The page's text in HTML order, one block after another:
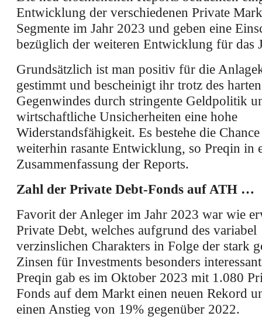
Entwicklung der verschiedenen Private
Segmente im Jahr 2023 und geben eine
bezüglich der weiteren Entwicklung für das
Grundsätzlich ist man positiv für die
gestimmt und bescheinigt ihr trotz des harten
Gegenwindes durch stringente Geldpolitik
wirtschaftliche Unsicherheiten eine hohe
Widerstandsfähigkeit. Es bestehe die
weiterhin rasante Entwicklung, so Preqin in
Zusammenfassung der Reports.
Zahl der Private Debt-Fonds auf ATH …
Favorit der Anleger im Jahr 2023 war wie
Private Debt, welches aufgrund des variabel
verzinslichen Charakters in Folge der stark
Zinsen für Investments besonders
Preqin gab es im Oktober 2023 mit 1.080
Fonds auf dem Markt einen neuen Rekord
einen Anstieg von 19% gegenüber 2022.